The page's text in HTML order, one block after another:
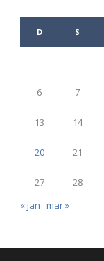
D S
6 7
13 14
20 21
27
28
« jan mar »